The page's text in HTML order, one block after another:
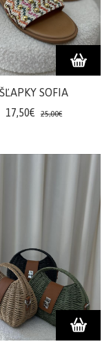
ŠĽAPKY SOFIA
17,50€
25,00€